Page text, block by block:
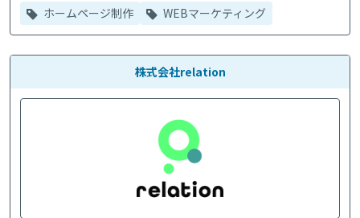
ホームページ制作 WEBマーケティング
株式会社relation